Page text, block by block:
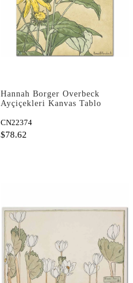
Hannah Borger Overbeck
Ayçiçekleri Kanvas Tablo
CN22374
$78.62